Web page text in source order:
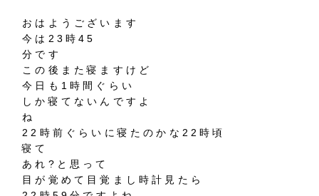
おはようございます
今は23時45
分です
この後また寝ますけど
今日も1時間ぐらい
しか寝てないんですよ
ね
22時前ぐらいに寝たのかな22時頃
寝て
あれ?と思って
目が覚めて目覚まし時計見たら